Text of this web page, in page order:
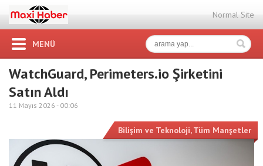
Normal Site
MENÜ
WatchGuard, Perimeters.io Şirketini
Satın Aldı
11 Mayıs 2026 - 00:06
Bilişim ve Teknoloji,Tüm Manşetler